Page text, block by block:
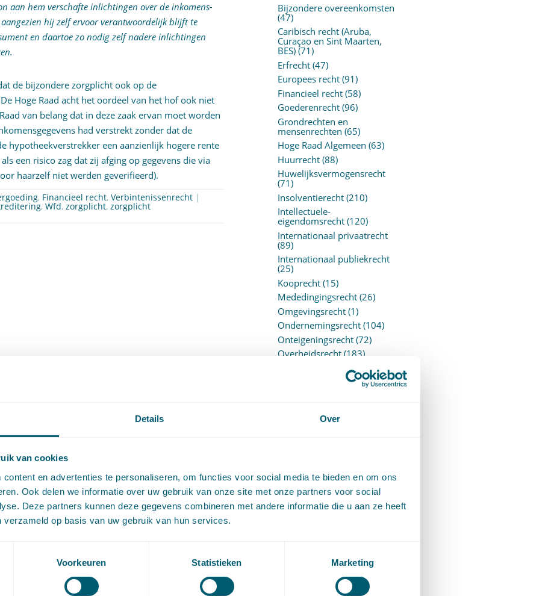
Details Over
van cookies
en advertenties te personaliseren, om functies voor social media te bieden en om ons
Ook delen we informatie over uw gebruik van onze site met onze partners voor social
Deze partners kunnen deze gegevens combineren met andere informatie die u aan ze heeft
verzameld op basis van uw gebruik van hun services.
Voorkeuren Statistieken Marketing
aan hem verschafte inlichtingen over de inkomens-
hij zelf ervoor verantwoordelijk blijft te
en daartoe zo nodig zelf nadere inlichtingen
de bijzondere zorgplicht ook op de
Hoge Raad acht het oordeel van het hof ook niet
van belang dat in deze zaak ervan moet worden
had verstrekt zonder dat de
hypotheekverstrekker een aanzienlijk hogere rente
een risico zag dat zij afging op gegevens die via
haarzelf niet werden geverifieerd).
, Financieel recht,Verbintenissenrecht |
,Wfd,zorgplicht,zorgplicht
Bijzondere overeenkomsten
(47)
Caribisch recht (Aruba,
Curaçao en Sint Maarten,
BES)(71)
Erfrecht(47)
Europees recht(91)
Financieel recht(58)
Goederenrecht(96)
Grondrechten en
mensenrechten (65)
Hoge Raad Algemeen (63)
Huurrecht(88)
Huwelijksvermogensrecht
(71)
Insolventierecht(210)
Intellectuele-
eigendomsrecht(120)
Internationaal privaatrecht
(89)
Internationaal publiekrecht
(25)
Kooprecht(15)
Mededingingsrecht(26)
Omgevingsrecht(1)
Ondernemingsrecht(104)
Onteigeningsrecht(72)
Overheidsrecht(183)
(27)
Personen- en familierecht
(28)
Strafrecht(12)
Verbintenissenrecht(323)
Vermogensrecht algemeen
(14)
Wvggz – Wzd (Wet Bopz